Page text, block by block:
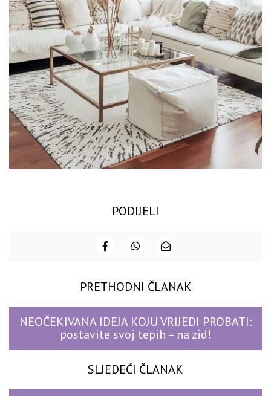
PODIJELI
PRETHODNI ČLANAK
NEOČEKIVANA IDEJA KOJU VRIJEDI PROBATI:
postavite svoj tepih – na zid!
SLJEDEĆI ČLANAK